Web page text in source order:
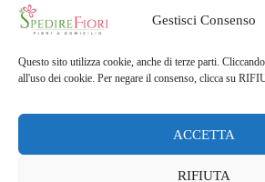
Gestisci Consenso
Questo sito utilizza cookie, anche di terze parti.
all'uso dei cookie. Per negare il consenso, clicca su
ACCETTA
RIFIUTA
Chat
Tracking ordine